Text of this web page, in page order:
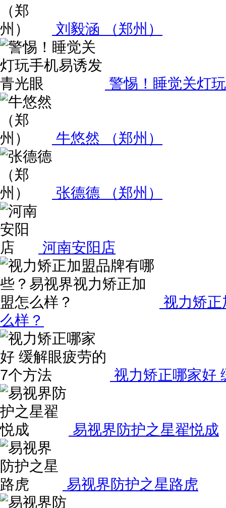
刘毅涵 （郑州）
警惕！睡觉关灯
牛悠然 （郑州）
张德德 （郑州）
河南安阳店
视力矫
么样？
视力矫正哪家好
易视界防护之星翟悦成
易视界防护之星路虎